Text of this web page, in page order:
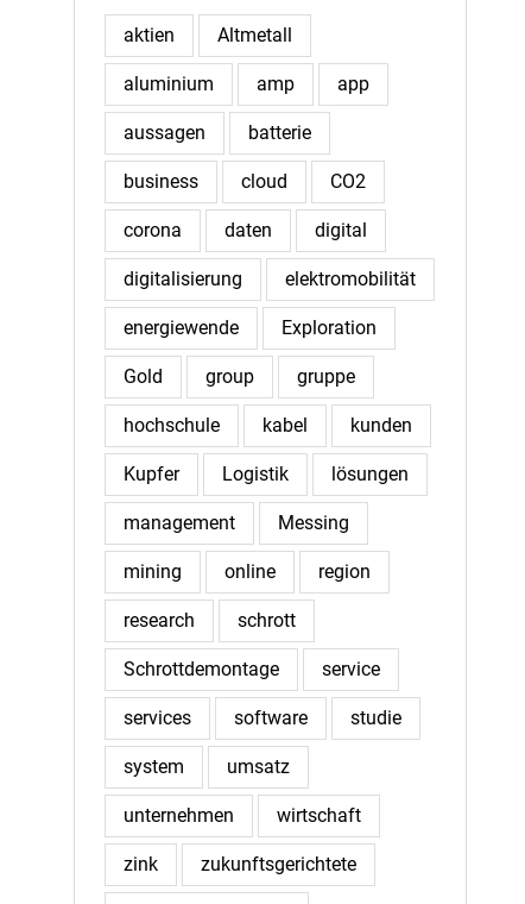
aktien Altmetall
aluminium amp app
aussagen batterie
business cloud CO2
corona daten digital
digitalisierung elektromobilität
energiewende Exploration
Gold group gruppe
hochschule kabel kunden
Kupfer Logistik lösungen
management Messing
mining online region
research schrott
Schrottdemontage service
services software studie
system umsatz
unternehmen wirtschaft
zink zukunftsgerichtete